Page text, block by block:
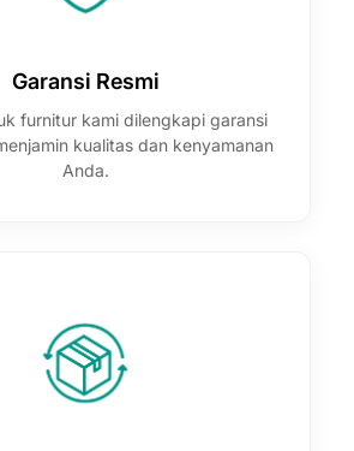
Garansi Resmi
furnitur kami dilengkapi garansi
kualitas dan kenyamanan
Anda.